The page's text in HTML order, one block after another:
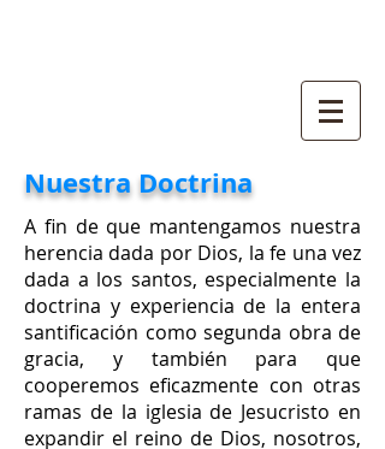
Nuestra Doctrina
A fin de que mantengamos nuestra
herencia dada por Dios, la fe una vez
dada a los santos, especialmente la
doctrina y experiencia de la entera
santificación como segunda obra de
gracia, y también para que
cooperemos eficazmente con otras
ramas de la iglesia de Jesucristo en
expandir el reino de Dios, nosotros,